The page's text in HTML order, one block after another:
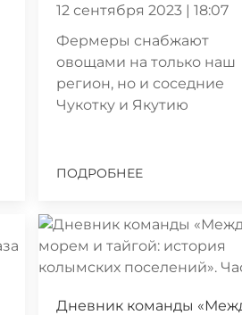
12 сентября 2023 | 18:07
Фермеры снабжают
овощами на только наш
регион, но и соседние
Чукотку и Якутию
ПОДРОБНЕЕ
Дневник команды